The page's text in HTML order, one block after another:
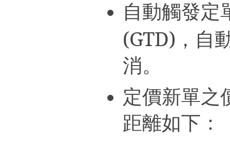
自動觸發定
(GTD) ，自
消。
定價新單之
距離如下：